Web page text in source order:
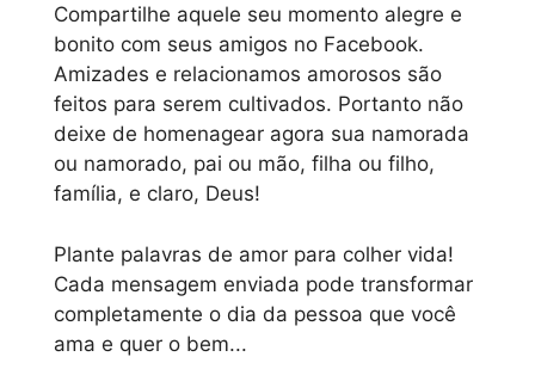
Compartilhe aquele seu momento alegre e
bonito com seus amigos no Facebook.
Amizades e relacionamos amorosos são
feitos para serem cultivados. Portanto não
deixe de homenagear agora sua namorada
ou namorado, pai ou mão, filha ou filho,
família, e claro, Deus!
Plante palavras de amor para colher vida!
Cada mensagem enviada pode transformar
completamente o dia da pessoa que você
ama e quer o bem...